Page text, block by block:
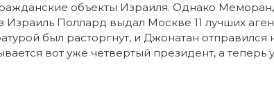
объекты Израиля. Однако
Израиль Поллард выдал Москве 11 лучших
был расторгнут, и Джонатан отправился
вот уже четвертый президент, а теперь